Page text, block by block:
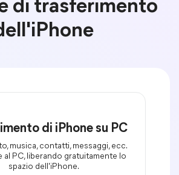
di trasferimento
di iPhone su PC
musica, contatti, messaggi, ecc.
al PC, liberando gratuitamente lo
spazio dell'iPhone.